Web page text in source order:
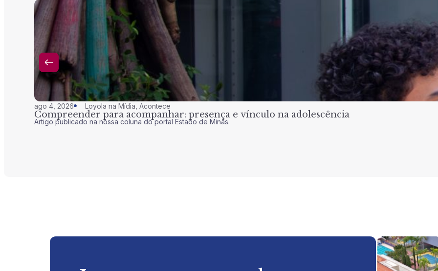
ago 4, 2026 Loyola na Mídia Acontece
Compreender para acompanhar: presença e vínculo na adolescência
Artigo publicado na nossa coluna do portal Estado de Minas.